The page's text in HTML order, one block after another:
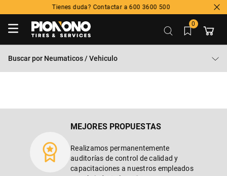
Tienes duda? Contactar a 600 3600 500
0
Buscar por Neumaticos / Vehiculo
MEJORES PROPUESTAS
Realizamos permanentemente
auditorías de control de calidad y
capacitaciones a nuestros empleados